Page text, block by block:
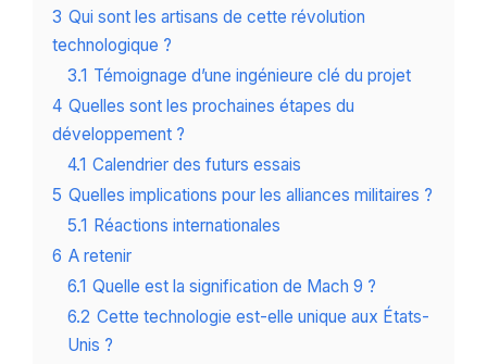
3 Qui sont les artisans de cette révolution
technologique ?
3.1 Témoignage d’une ingénieure clé du projet
4 Quelles sont les prochaines étapes du
développement ?
4.1 Calendrier des futurs essais
5 Quelles implications pour les alliances militaires ?
5.1 Réactions internationales
6 A retenir
6.1 Quelle est la signification de Mach 9 ?
6.2 Cette technologie est-elle unique aux États-
Unis ?